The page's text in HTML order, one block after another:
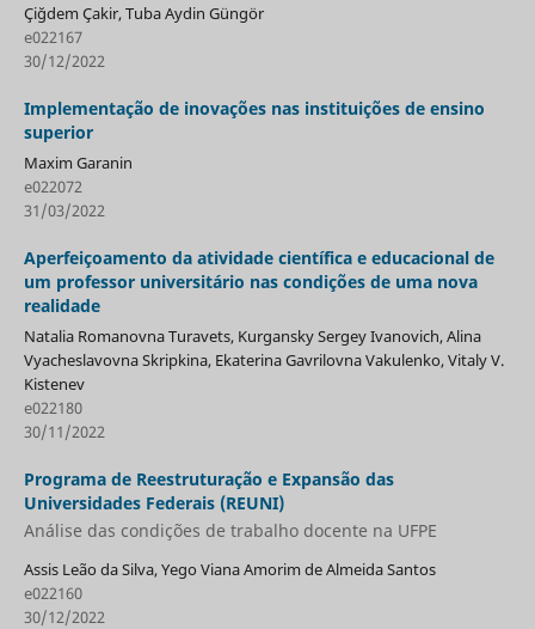
Çiğdem Çakir, Tuba Aydin Güngör
e022167
30/12/2022
Implementação de inovações nas instituições de ensino
superior
Maxim Garanin
e022072
31/03/2022
Aperfeiçoamento da atividade científica e educacional de
um professor universitário nas condições de uma nova
realidade
Natalia Romanovna Turavets, Kurgansky Sergey Ivanovich, Alina
Vyacheslavovna Skripkina, Ekaterina Gavrilovna Vakulenko, Vitaly V.
Kistenev
e022180
30/11/2022
Programa de Reestruturação e Expansão das
Universidades Federais (REUNI)
Análise das condições de trabalho docente na UFPE
Assis Leão da Silva, Yego Viana Amorim de Almeida Santos
e022160
30/12/2022